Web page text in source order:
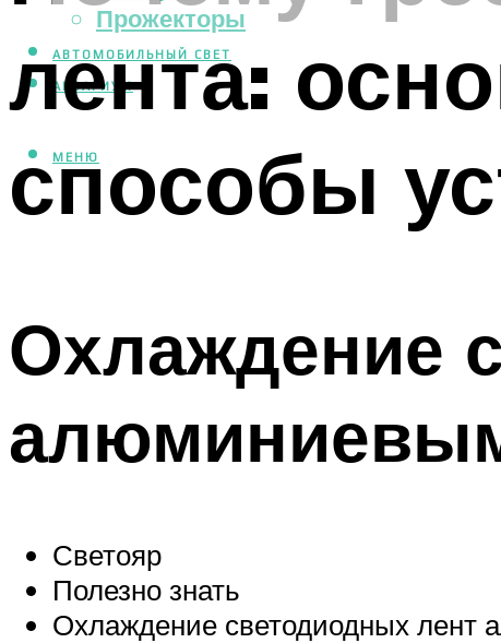
Прожекторы
АВТОМОБИЛЬНЫЙ СВЕТ
АКВАРИУМ
МЕНЮ
лента:
способы
Охлаждение
Светояр
Полезно знать
Охлаждение светодиодных